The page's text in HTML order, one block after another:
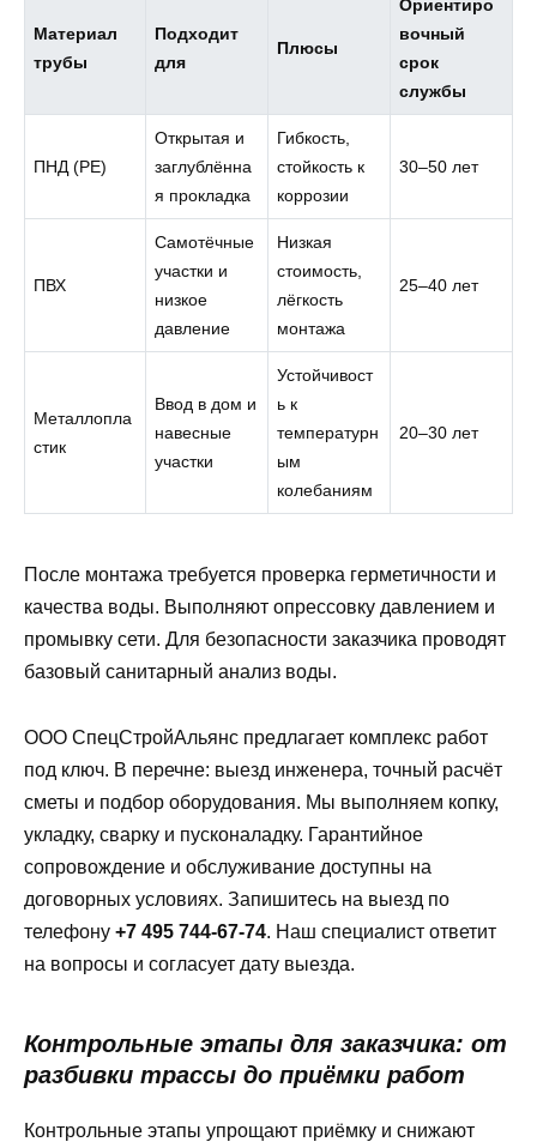
Материал
трубы
Подходит
для
Плюсы
Ориентиро
вочный
срок
службы
ПНД (PE)
Открытая и
заглублённа
я прокладка
Гибкость,
стойкость к
коррозии
30–50 лет
ПВХ
Самотёчные
участки и
низкое
давление
Низкая
стоимость,
лёгкость
монтажа
25–40 лет
Металлопла
стик
Ввод в дом и
навесные
участки
Устойчивост
ь к
температурн
ым
колебаниям
20–30 лет
После монтажа требуется проверка герметичности и
качества воды. Выполняют опрессовку давлением и
промывку сети. Для безопасности заказчика проводят
базовый санитарный анализ воды.
ООО СпецСтройАльянс предлагает комплекс работ
под ключ. В перечне: выезд инженера, точный расчёт
сметы и подбор оборудования. Мы выполняем копку,
укладку, сварку и пусконаладку. Гарантийное
сопровождение и обслуживание доступны на
договорных условиях. Запишитесь на выезд по
телефону +7 495 744-67-74. Наш специалист ответит
на вопросы и согласует дату выезда.
Контрольные этапы для заказчика: от
разбивки трассы до приёмки работ
Контрольные этапы упрощают приёмку и снижают